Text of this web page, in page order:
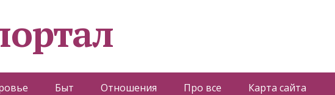
Быт Отношения Про все Карта сайта